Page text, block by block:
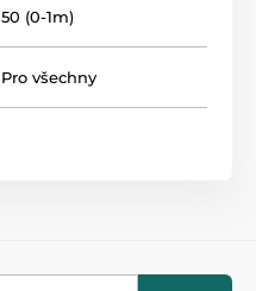
50 (0-1m)
Pro všechny